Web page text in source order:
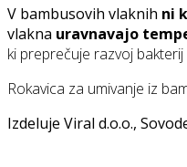
V bambusovih vlaknih ni
vlakna uravnavajo
ki preprečuje razvoj
Rokavica za umivanje iz
Izdeluje Viral d.o.o.,